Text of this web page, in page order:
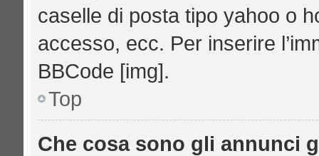
caselle di posta tipo yahoo o
accesso, ecc. Per inserire
BBCode [img].
Top
Che cosa sono gli annunci